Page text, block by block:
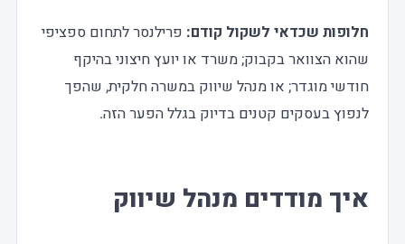
חלופות שכדאי לשקול קודם: פרילנסר לתחום ספציפי
שהוא הצוואר בקבוק; משרד או יועץ חיצוני בהיקף
חודשי מוגדר; או מנהל שיווק במשרה חלקית, שהפך
לנפוץ בעסקים קטנים בדיוק בגלל הפער הזה.
איך מודדים מנהל שיווק